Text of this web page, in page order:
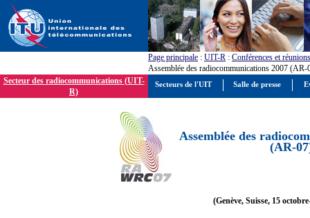
Page principale : UIT-R : Conférences et réunions
Assemblée des radiocommunications 2007 (AR-
Secteur des radiocommunications (UIT-
R)
Assemblée des
(AR-
(Genève, Suisse, 15
Secteurs de l'UIT Salle de presse